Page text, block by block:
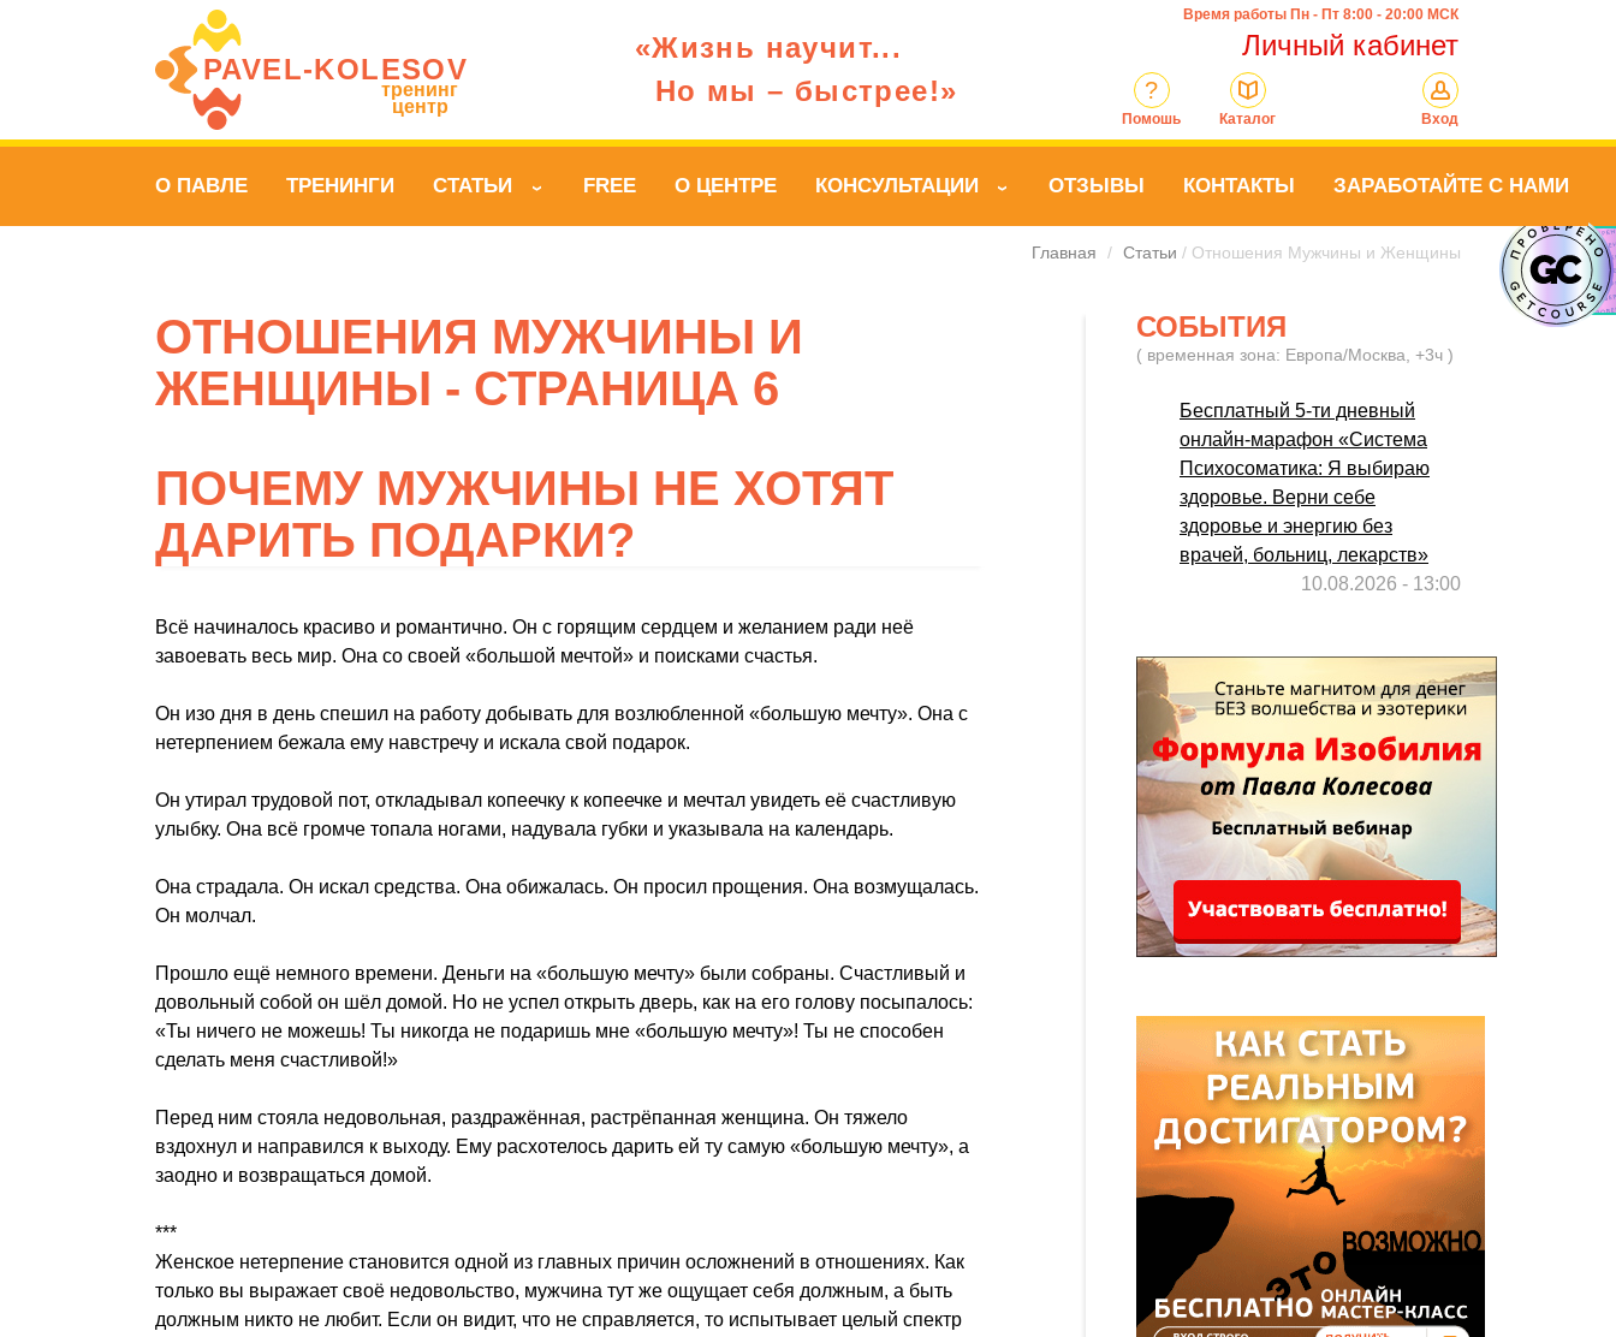
PAVEL‑KOLESOV
тренинг
центр
«Жизнь научит...
Но мы – быстрее!»
Время работы Пн - Пт 8:00 - 20:00 МСК
Личный кабинет
?
Помошь Каталог Вход
О ПАВЛЕ ТРЕНИНГИ СТАТЬИ › FREE О ЦЕНТРЕ КОНСУЛЬТАЦИИ › ОТЗЫВЫ КОНТАКТЫ ЗАРАБОТАЙТЕ С НАМИ
Главная / Статьи / Отношения Мужчины и Женщины
ОТНОШЕНИЯ МУЖЧИНЫ И
ЖЕНЩИНЫ - СТРАНИЦА 6
ПОЧЕМУ МУЖЧИНЫ НЕ ХОТЯТ
ДАРИТЬ ПОДАРКИ?
Всё начиналось красиво и романтично. Он с горящим сердцем и желанием ради неё
завоевать весь мир. Она со своей «большой мечтой» и поисками счастья.
Он изо дня в день спешил на работу добывать для возлюбленной «большую мечту». Она с
нетерпением бежала ему навстречу и искала свой подарок.
Он утирал трудовой пот, откладывал копеечку к копеечке и мечтал увидеть её счастливую
улыбку. Она всё громче топала ногами, надувала губки и указывала на календарь.
Она страдала. Он искал средства. Она обижалась. Он просил прощения. Она возмущалась.
Он молчал.
Прошло ещё немного времени. Деньги на «большую мечту» были собраны. Счастливый и
довольный собой он шёл домой. Но не успел открыть дверь, как на его голову посыпалось:
«Ты ничего не можешь! Ты никогда не подаришь мне «большую мечту»! Ты не способен
сделать меня счастливой!»
Перед ним стояла недовольная, раздражённая, растрёпанная женщина. Он тяжело
вздохнул и направился к выходу. Ему расхотелось дарить ей ту самую «большую мечту», а
заодно и возвращаться домой.
***
Женское нетерпение становится одной из главных причин осложнений в отношениях. Как
только вы выражает своё недовольство, мужчина тут же ощущает себя должным, а быть
должным никто не любит. Если он видит, что не справляется, то испытывает целый спектр
СОБЫТИЯ
( временная зона: Европа/Москва, +3ч )
Бесплатный 5-ти дневный
онлайн-марафон «Система
Психосоматика: Я выбираю
здоровье. Верни себе
здоровье и энергию без
врачей, больниц, лекарств»
10.08.2026 - 13:00